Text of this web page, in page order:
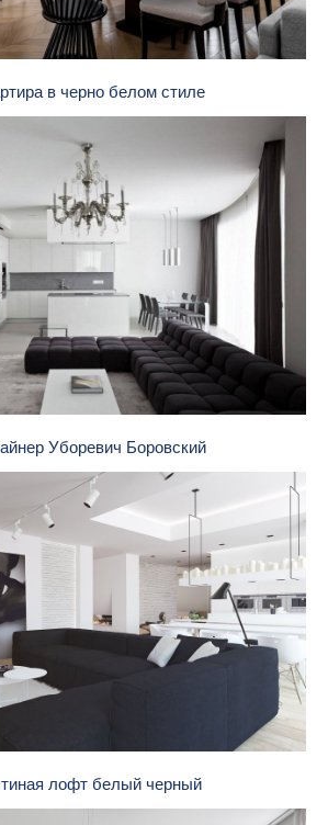
в черно белом стиле
Уборевич Боровский
лофт белый черный